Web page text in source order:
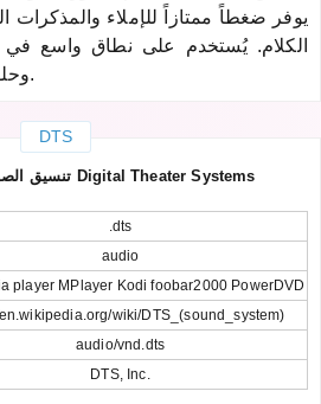
يوفر ضغطاً ممتازاً للإملاء
الكلام. يُستخدم على نطاق واسع في
وحلول النسخ في المؤسسات.
DTS
DTS — تنسيق الصوت المحيطي Digital Theater Systems
.dts
audio
player MPlayer Kodi foobar2000 PowerDVD
wiki/DTS_(sound_system)
audio/vnd.dts
DTS, Inc.